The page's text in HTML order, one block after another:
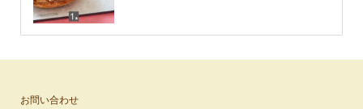
お問い合わせ